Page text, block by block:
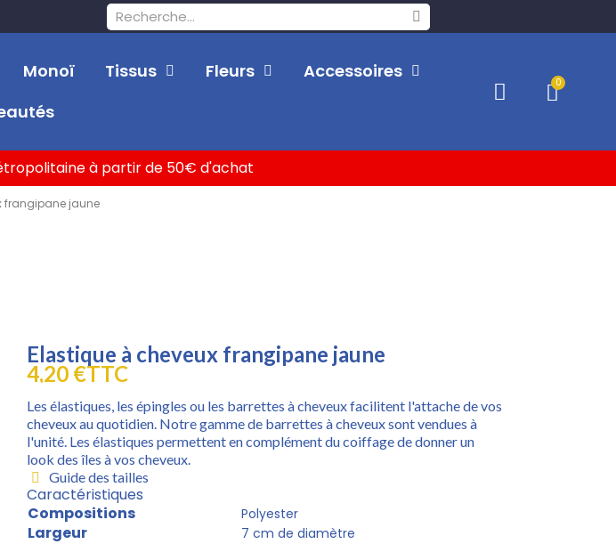
Monoï Tissus Fleurs
Accessoires
à partir de 50€ d'achat
frangipane jaune
Elastique à cheveux frangipane jaune
4,20 €TTC
Les élastiques, les épingles ou les barrettes à cheveux facilitent l'attache de vos
cheveux au quotidien. Notre gamme de barrettes à cheveux sont vendues à
l'unité. Les élastiques permettent en complément du coiffage de donner un
look des îles à vos cheveux.
Guide des tailles
Caractéristiques
Compositions
Polyester
Largeur 7 cm de diamètre